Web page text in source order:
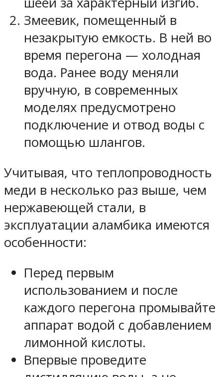
Змеевик, помещенный в
незакрытую емкость. В ней во
время перегона — холодная
вода. Ранее воду меняли
вручную, в современных
моделях предусмотрено
подключение и отвод воды с
помощью шлангов.
Учитывая, что теплопроводность
меди в несколько раз выше, чем
нержавеющей стали, в
эксплуатации аламбика имеются
особенности:
Перед первым
использованием и после
каждого перегона промывайте
аппарат водой с добавлением
лимонной кислоты.
Впервые проведите